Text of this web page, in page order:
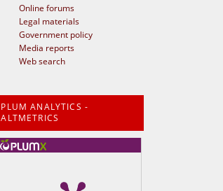
Online forums
Legal materials
Government policy
Media reports
Web search
PLUM ANALYTICS -
ALTMETRICS